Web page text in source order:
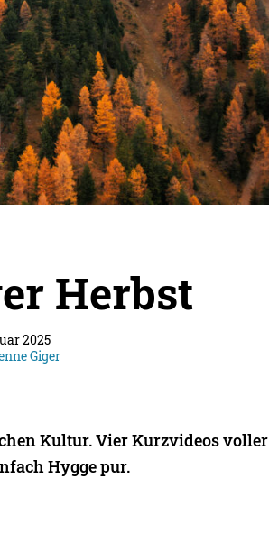
Herbst
2025
Giger
Kultur. Vier Kurzvideos voller
Hygge pur.